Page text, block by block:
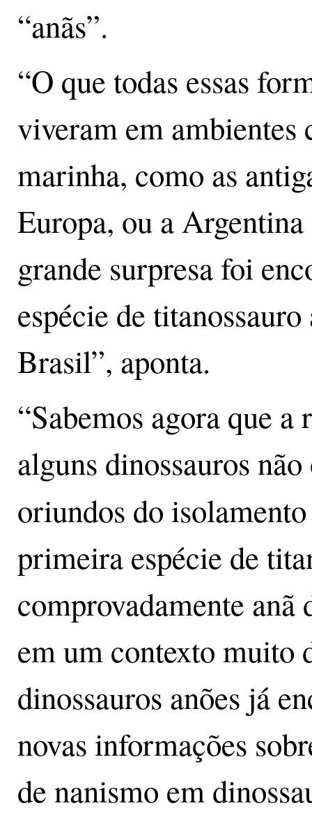
“anãs”.
“O que todas essas
viveram em
marinha, como as
Europa, ou a
grande surpresa foi
espécie de
Brasil”, aponta.
“Sabemos agora que
alguns dinossauros
oriundos do
primeira espécie de
comprovadamente
em um contexto muito
dinossauros anões já
novas informações
de nanismo em